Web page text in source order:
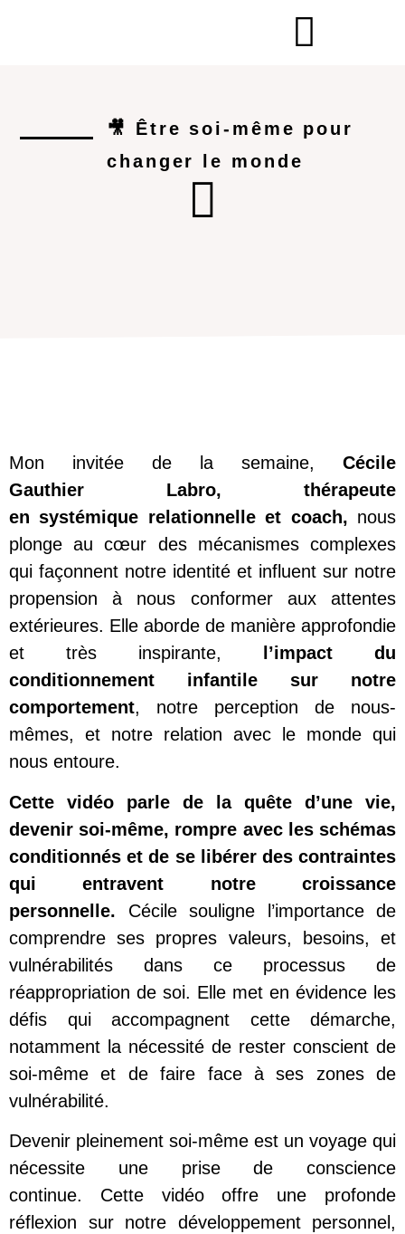
🎥 Être soi-même pour
changer le monde
Mon invitée de la semaine, Cécile
Gauthier Labro, thérapeute
en systémique relationnelle et coach, nous
plonge au cœur des mécanismes complexes
qui façonnent notre identité et influent sur notre
propension à nous conformer aux attentes
extérieures. Elle aborde de manière approfondie
et très inspirante,
l’impact du
conditionnement infantile sur notre
comportement, notre perception de nous-
mêmes, et notre relation avec le monde qui
nous entoure.
Cette vidéo parle de la quête d’une vie,
devenir soi-même, rompre avec les schémas
conditionnés et de se libérer des contraintes
qui entravent notre croissance
personnelle. Cécile souligne l’importance de
comprendre ses propres valeurs, besoins, et
vulnérabilités dans ce processus de
réappropriation de soi. Elle met en évidence les
défis qui accompagnent cette démarche,
notamment la nécessité de rester conscient de
soi-même et de faire face à ses zones de
vulnérabilité.
Devenir pleinement soi-même est un voyage qui
nécessite une prise de conscience
continue. Cette vidéo offre une profonde
réflexion sur notre développement personnel,